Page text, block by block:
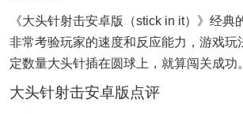
《大头针射击安卓版（stick in it）》经典
非常考验玩家的速度和反应能力，游戏玩
定数量大头针插在圆球上，就算闯关成功。
大头针射击安卓版点评